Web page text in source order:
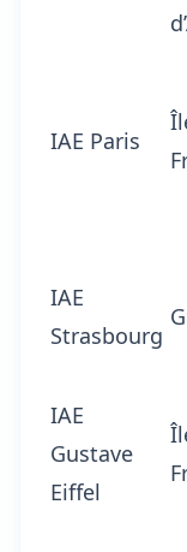
IAE Paris
IAE
Strasbourg
IAE
Gustave
Eiffel